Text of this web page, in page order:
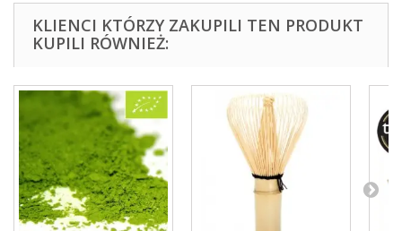
KLIENCI KTÓRZY ZAKUPILI TEN PRODUKT
KUPILI RÓWNIEŻ: